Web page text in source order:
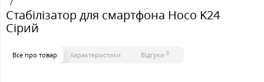
Стабілізатор для смартфона Hoco K24
Сірий
Все про товар Характеристики Відгуки 0